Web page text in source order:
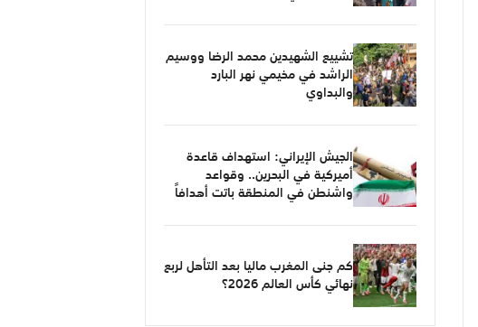
تشييع الشهيدين محمد الرضا ووسيم
الراشد في مخيمي نهر البارد
والبداوي
الجيش الإيراني: استهداف قاعدة
أميركية في البحرين.. وقواعد
واشنطن في المنطقة باتت أهدافاً
كم جنى المغرب ماليا بعد التأهل لربع
نهائي كأس العالم 2026؟